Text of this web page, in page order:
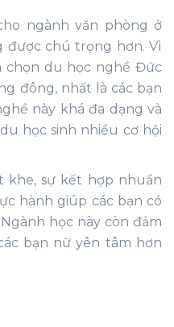
ngành văn phòng ở
được chú trọng hơn. Vì
chọn du học nghề Đức
đông, nhất là các bạn
này khá đa dạng và
học sinh nhiều cơ hội
khe, sự kết hợp nhuần
hành giúp các bạn có
học này còn đảm
bạn nữ yên tâm hơn